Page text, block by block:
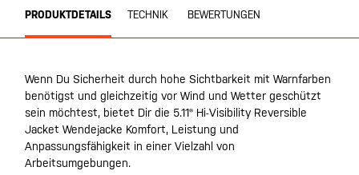
PRODUKTDETAILS TECHNIK BEWERTUNGEN
Wenn Du Sicherheit durch hohe Sichtbarkeit mit Warnfarben
benötigst und gleichzeitig vor Wind und Wetter geschützt
sein möchtest, bietet Dir die 5.11® Hi-Visibility Reversible
Jacket Wendejacke Komfort, Leistung und
Anpassungsfähigkeit in einer Vielzahl von
Arbeitsumgebungen.